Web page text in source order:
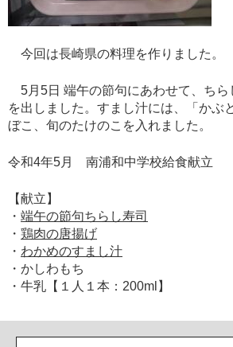
今回は長崎県の料理を作りました。
5月5日 端午の節句にあわせて、ちら
を出しました。すまし汁には、「かぶ
ぼこ、旬のたけのこを入れました。
令和4年5月 南浦和中学校給食献立
【献立】
・ 端午の節句ちらし寿司
・ 鶏肉の唐揚げ
・ わかめのすまし汁
・かしわもち
・牛乳【１人１本：200ml】